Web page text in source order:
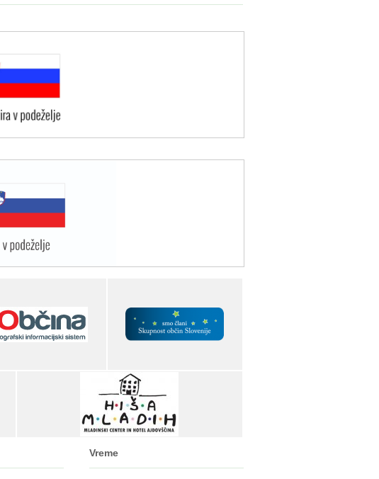
Vreme